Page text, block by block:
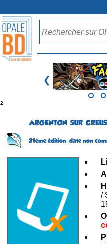
❮
²
ARGENTON-SUR-
21ème édition, date non
/